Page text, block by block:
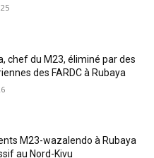
chef du M23, éliminé par des
des FARDC à Rubaya
M23-wazalendo à Rubaya
au Nord-Kivu